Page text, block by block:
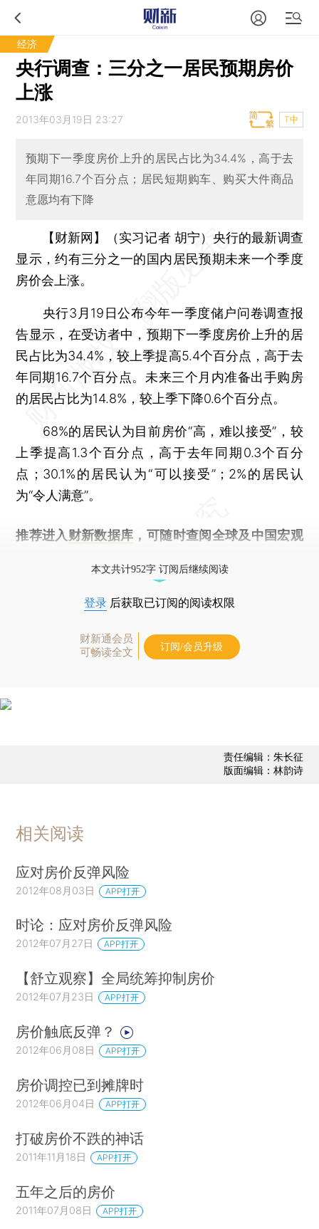
经济
央行调查：三分之一居民预期房价
上涨
2013年03月19日 23:27 T中
预期下一季度房价上升的居民占比为34.4%，高于去
年同期16.7个百分点；居民短期购车、购买大件商品
意愿均有下降
【财新网】（实习记者 胡宁）央行的最新调查
显示，约有三分之一的国内居民预期未来一个季度
房价会上涨。
央行3月19日公布今年一季度储户问卷调查报
告显示，在受访者中，预期下一季度房价上升的居
民占比为34.4%，较上季提高5.4个百分点，高于去
年同期16.7个百分点。未来三个月内准备出手购房
的居民占比为14.8%，较上季下降0.6个百分点。
68%的居民认为目前房价“高，难以接受”，较
上季提高1.3个百分点，高于去年同期0.3个百分
点；30.1%的居民认为“可以接受”；2%的居民认
为“令人满意”。
推荐进入 财新数据库 ，可随时查阅全球及中国宏观
本文共计952字 订阅后继续阅读
登录 后获取已订阅的阅读权限
财新通会员
可畅读全文
订阅/会员升级
责任编辑：朱长征
版面编辑：林韵诗
相关阅读
应对房价反弹风险
2012年08月03日 APP打开
时论：应对房价反弹风险
2012年07月27日 APP打开
【舒立观察】全局统筹抑制房价
2012年07月23日 APP打开
房价触底反弹？
2012年06月08日 APP打开
房价调控已到摊牌时
2012年06月04日 APP打开
打破房价不跌的神话
2011年11月18日 APP打开
五年之后的房价
2011年07月08日 APP打开